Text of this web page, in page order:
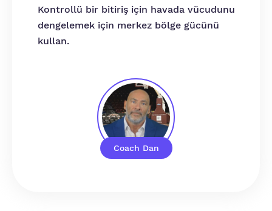
Coach Dan
Kontrollü bir bitiriş için havada vücudunu
dengelemek için merkez bölge gücünü
kullan.